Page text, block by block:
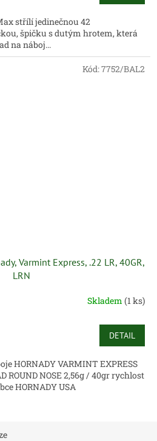
střílí jedinečnou 42
špičku s dutým hrotem, která
na náboj...
Varmint Express, .22 LR, 40GR,
LRN
Skladem (1 ks)
DETAIL
HORNADY VARMINT EXPRESS
ROUND NOSE 2,56g / 40gr rychlost
HORNADY USA
Kód:7752/BAL2